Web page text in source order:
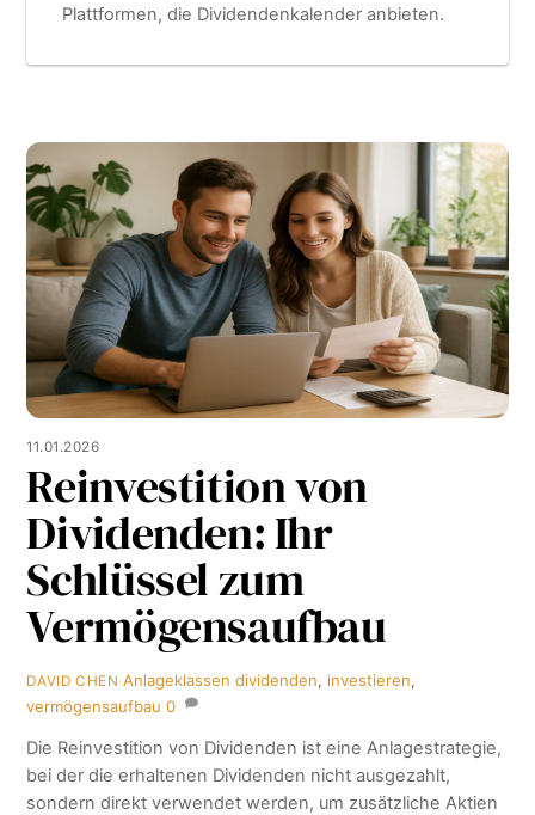
Plattformen, die Dividendenkalender anbieten.
11.01.2026
Reinvestition von
Dividenden: Ihr
Schlüssel zum
Vermögensaufbau
DAVID CHEN Anlageklassen dividenden, investieren,
vermögensaufbau 0
Die Reinvestition von Dividenden ist eine Anlagestrategie,
bei der die erhaltenen Dividenden nicht ausgezahlt,
sondern direkt verwendet werden, um zusätzliche Aktien